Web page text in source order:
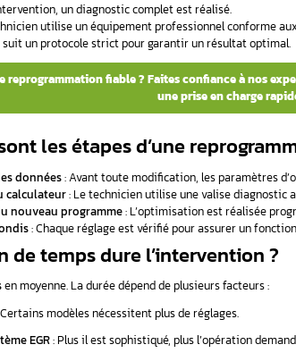
Trois situations nécessitent une intervention
Le voyant moteur reste allumé, même
Les problèmes de performances
2.2 Comment savoir si
Certains signes ne trompent pas :
Ralenti instable: Le moteur tourne de
Surconsommation de carburant: Une
À-coups à l’accélération
2.3 Quels sont les risques
Ignorer cette étape peut entraîner des